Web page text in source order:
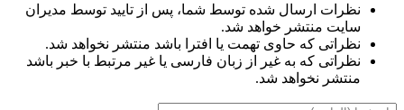
نظرات ارسال شده توسط شما، پس از تایید توسط مدیران
سایت منتشر خواهد شد.
نظراتی که حاوی تهمت یا افترا باشد منتشر نخواهد شد.
نظراتی که به غیر از زبان فارسی یا غیر مرتبط با خبر باشد
منتشر نخواهد شد.